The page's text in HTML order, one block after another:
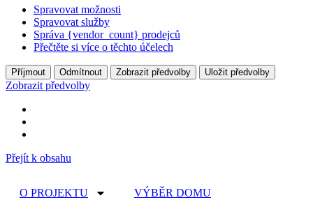
Spravovat možnosti
Spravovat služby
Správa {vendor_count} prodejců
Přečtěte si více o těchto účelech
Příjmout Odmítnout Zobrazit předvolby Uložit předvolby
Zobrazit předvolby
Přejít k obsahu
O PROJEKTU VÝBĚR DOMU